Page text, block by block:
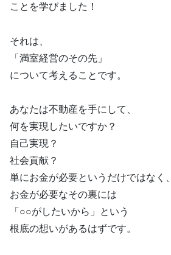
ことを学びました！
それは、
「満室経営のその先」
について考えることです。
あなたは不動産を手にして、
何を実現したいですか？
自己実現？
社会貢献？
単にお金が必要というだけではなく、
お金が必要なその裏には
「○○がしたいから」という
根底の想いがあるはずです。